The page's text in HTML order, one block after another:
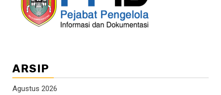
ARSIP
Agustus 2026